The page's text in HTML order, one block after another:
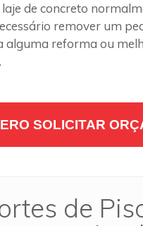
de concreto
remover um
alguma reforma ou
SOLICITAR
de